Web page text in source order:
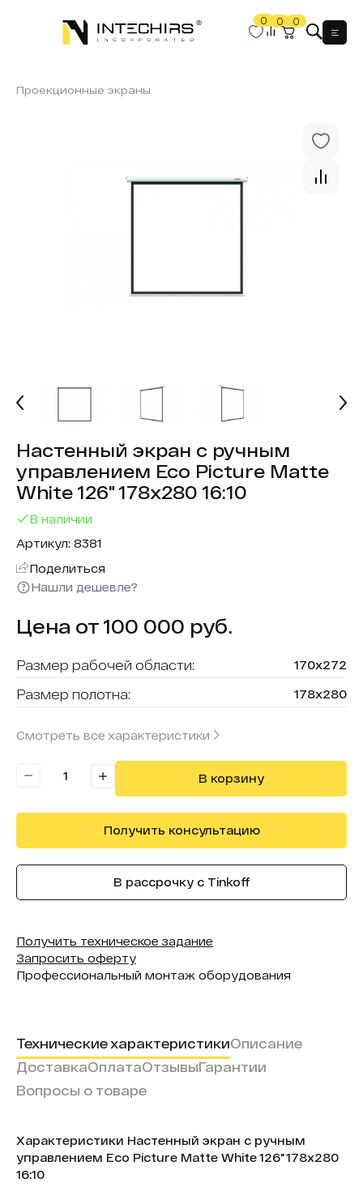
0 0 0
Проекционные экраны
Настенный экран с ручным
управлением Eco Picture Matte
White 126" 178х280 16:10
В наличии
Артикул: 8381
Поделиться
Нашли дешевле?
Цена от 100 000 руб.
Размер рабочей области: 170х272
Размер полотна: 178х280
Смотреть все характеристики
В корзину
Получить консультацию
В рассрочку с Tinkoff
Получить техническое задание
Запросить оферту
Профессиональный монтаж оборудования
Технические характеристикиОписание
ДоставкаОплатаОтзывыГарантии
Вопросы о товаре
Характеристики Настенный экран с ручным
управлением Eco Picture Matte White 126" 178х280
16:10